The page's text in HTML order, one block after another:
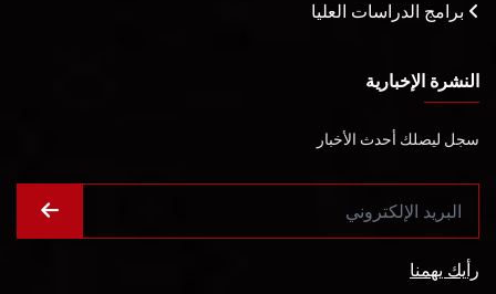
برامج الدراسات العليا
النشرة الإخبارية
سجل ليصلك أحدث الأخبار
رأيك يهمنا